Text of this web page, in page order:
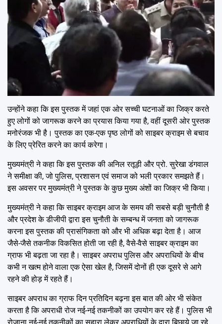
उन्होंने कहा कि इस पुस्तक में जहां एक ओर सच्ची घटनाओं का जिक्र करते
हुए लोगों को जागरूक करने का प्रयास किया गया है, वहीं दूसरी ओर पुस्तक
मनोरंजक भी है। पुस्तक का एक-एक पृष्ठ लोगों को साइबर क्राइम से बचाव
के लिए प्रेरित करने का कार्य करेगा।
मुख्यमंत्री ने कहा कि इस पुस्तक की अनिल रतूड़ी और प्रो. सुरेखा डंगवाल
ने समीक्षा की, जो पुलिस, प्रशासन एवं समाज को भली प्रकार समझते हैं।
इस अवसर पर मुख्यमंत्री ने पुस्तक के कुछ मुख्य अंशों का जिक्र भी किया।
मुख्यमंत्री ने कहा कि साइबर क्राइम आज के समय की सबसे बड़ी चुनौती है
और प्रदेश के डीजीपी द्वारा इस चुनौती के सम्बन्ध में जनता को जागरूक
करना इस पुस्तक की प्रासंगिकता को और भी अधिक बढ़ा देता है। आज
जैसे-जैसे तकनीक विकसित होती जा रही है, वैसे-वैसे साइबर क्राइम का
ग्राफ भी बढ़ता जा रहा है। साइबर अपराध पुलिस और अपराधियों के बीच
कभी न खत्म होने वाला एक ऐसा खेल है, जिसमें दोनों ही एक दूसरे से आगे
रहने की होड़ में रहते हैं।
साइबर अपराध का ग्राफ दिन प्रतिदिन बढ़ना इस बात की ओर भी संकेत
करता है कि अपराधी रोज नई-नई तकनीकों का उपयोग कर रहे हैं। पुलिस भी